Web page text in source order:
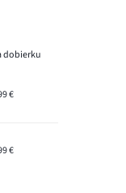
dobierku
€
€